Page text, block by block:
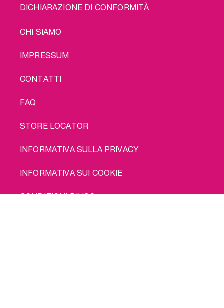
DICHIARAZIONE DI CONFORMITÀ
LEGAL
CHI SIAMO
IMPRESSUM
CONTATTI
FAQ
STORE LOCATOR
INFORMATIVA SULLA PRIVACY
INFORMATIVA SUI COOKIE
CONDIZIONI D'USO